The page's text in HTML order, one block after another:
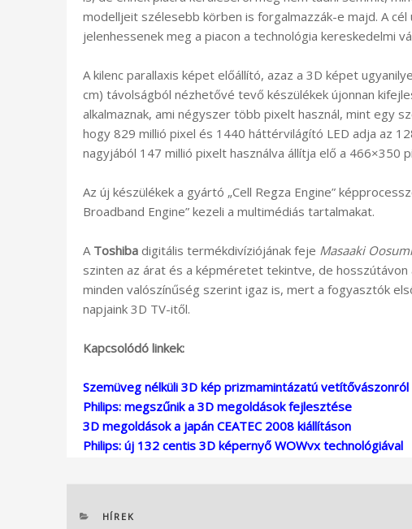
modelljeit szélesebb körben is forgalmazzák-e majd. A
jelenhessenek meg a piacon a technológia kereskedelmi
A kilenc parallaxis képet előállító, azaz a 3D képet
cm) távolságból nézhetővé tevő készülékek újonnan
alkalmaznak, ami négyszer több pixelt használ, mint egy
hogy 829 millió pixel és 1440 háttérvilágító LED adja az
nagyjából 147 millió pixelt használva állítja elő a 466×350
Az új készülékek a gyártó „Cell Regza Engine”
Broadband Engine” kezeli a multimédiás tartalmakat.
A Toshiba digitális termékdivíziójának feje Masaaki Oosumi
szinten az árat és a képméretet tekintve, de hosszútávon
minden valószínűség szerint igaz is, mert a fogyasztók
napjaink 3D TV-itől.
Kapcsolódó linkek:
Szemüveg nélküli 3D kép prizmamintázatú vetítővászonról
Philips: megszűnik a 3D megoldások fejlesztése
3D megoldások a japán CEATEC 2008 kiállításon
Philips: új 132 centis 3D képernyő WOWvx technológiával
KATEGÓRIÁK
HÍREK